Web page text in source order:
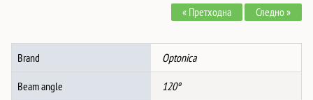
260V
5400Lm
3000-
« Претходна Следно »
Brand Optonica
Beam angle 120º